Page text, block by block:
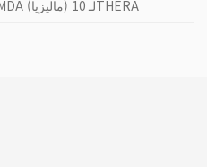
الحصول على شهادة MDA (ماليزيا) لـ 10THERA